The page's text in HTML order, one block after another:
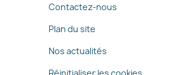
Contactez-nous
Plan du site
Nos actualités